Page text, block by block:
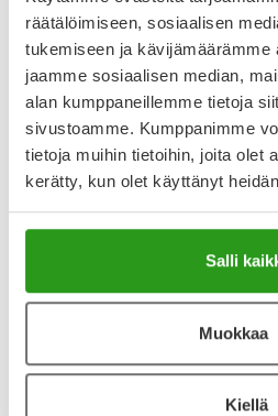
räätälöimiseen, sosiaalisen
tukemiseen ja
jaamme sosiaalisen median,
alan kumppaneillemme tietoja
sivustoamme. Kumppanimme
tietoja muihin tietoihin, joita olet
kerätty, kun olet käyttänyt
Salli
Muokkaa
Kiellä
Koronatesti kotona –
koronaviruksen
Kotona tehtävä
vartissa, oletko saanut
koronavirustartunnan.
koronatestejä
kätevästi Yliopiston
pikatestit toimivat,
voiko testin antamaan
Terveys